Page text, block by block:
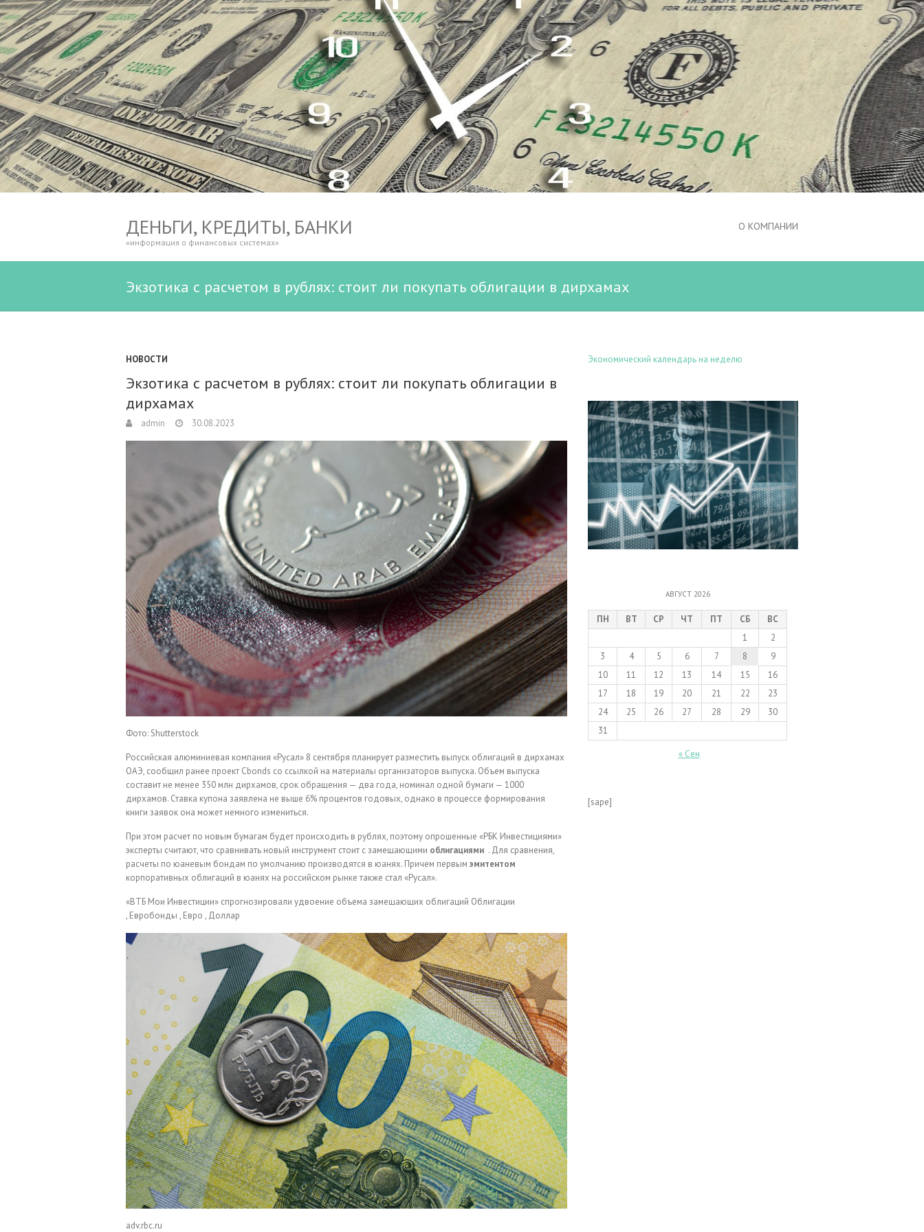
ДЕНЬГИ, КРЕДИТЫ, БАНКИ
«информация о финансовых системах»
О КОМПАНИИ
Экзотика с расчетом в рублях: стоит ли покупать облигации в дирхамах
НОВОСТИ
Экзотика с расчетом в рублях: стоит ли покупать облигации в
дирхамах
admin 30.08.2023
Фото: Shutterstock
Российская алюминиевая компания «Русал» 8 сентября планирует разместить выпуск облигаций в дирхамах
ОАЭ, сообщил ранее проект Cbonds со ссылкой на материалы организаторов выпуска. Объем выпуска
составит не менее 350 млн дирхамов, срок обращения — два года, номинал одной бумаги — 1000
дирхамов. Ставка купона заявлена не выше 6% процентов годовых, однако в процессе формирования
книги заявок она может немного измениться.
При этом расчет по новым бумагам будет происходить в рублях, поэтому опрошенные «РБК Инвестициями»
эксперты считают, что сравнивать новый инструмент стоит с замещающими облигациями . Для сравнения,
расчеты по юаневым бондам по умолчанию производятся в юанях. Причем первым эмитентом
корпоративных облигаций в юанях на российском рынке также стал «Русал».
«ВТБ Мои Инвестиции» спрогнозировали удвоение объема замещающих облигаций Облигации
, Евробонды , Евро , Доллар
adv.rbc.ru
Экономический календарь на неделю
АВГУСТ 2026
ПН ВТ СР ЧТ ПТ СБ
ВС
1
2
3
4 5 6 7 8
9
10
11 12 13 14 15
16
17
18 19 20 21 22
23
24
25 26 27 28 29
30
31
« Сен
[sape]